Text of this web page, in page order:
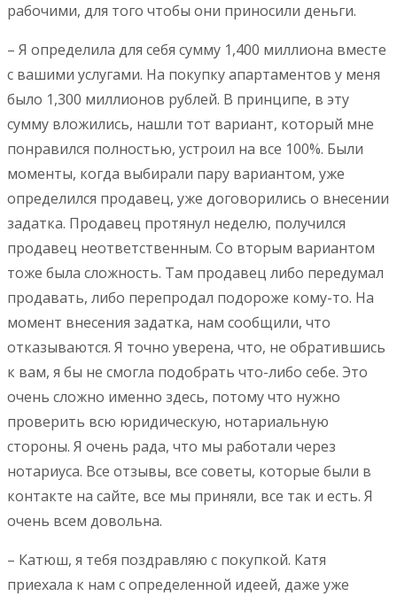
рабочими, для того чтобы они приносили деньги.
– Я определила для себя сумму 1,400 миллиона вместе
с вашими услугами. На покупку апартаментов у меня
было 1,300 миллионов рублей. В принципе, в эту
сумму вложились, нашли тот вариант, который мне
понравился полностью, устроил на все 100%. Были
моменты, когда выбирали пару вариантом, уже
определился продавец, уже договорились о внесении
задатка. Продавец протянул неделю, получился
продавец неответственным. Со вторым вариантом
тоже была сложность. Там продавец либо передумал
продавать, либо перепродал подороже кому-то. На
момент внесения задатка, нам сообщили, что
отказываются. Я точно уверена, что, не обратившись
к вам, я бы не смогла подобрать что-либо себе. Это
очень сложно именно здесь, потому что нужно
проверить всю юридическую, нотариальную
стороны. Я очень рада, что мы работали через
нотариуса. Все отзывы, все советы, которые были в
контакте на сайте, все мы приняли, все так и есть. Я
очень всем довольна.
– Катюш, я тебя поздравляю с покупкой. Катя
приехала к нам с определенной идеей, даже уже